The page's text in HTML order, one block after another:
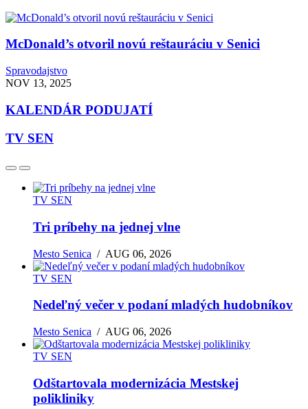
McDonald’s otvoril novú reštauráciu v Senici
Spravodajstvo
NOV 13, 2025
KALENDÁR PODUJATÍ
TV SEN
TV SEN
Tri príbehy na jednej vlne
Mesto Senica /AUG 06, 2026
TV SEN
Nedeľný večer v podaní mladých hudobníkov
Mesto Senica /AUG 06, 2026
TV SEN
Odštartovala modernizácia Mestskej
polikliniky